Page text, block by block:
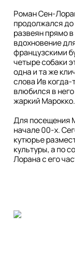
Роман Сен-
продолжался до
развеян прямо
вдохновение
французскими
четыре собаки
одна и та же
слова Ив когда-
влюбился в
жаркий Марокко.
Для посещения
начале 00-х.
кутюрье
культуры, а по
Лорана с его